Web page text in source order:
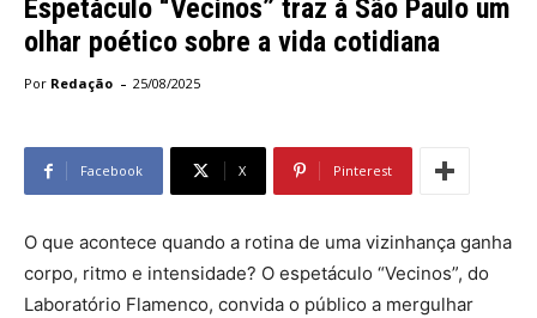
Espetáculo “Vecinos” traz à São Paulo um
olhar poético sobre a vida cotidiana
Por Redação - 25/08/2025
Facebook X Pinterest
O que acontece quando a rotina de uma vizinhança ganha
corpo, ritmo e intensidade? O espetáculo “Vecinos”, do
Laboratório Flamenco, convida o público a mergulhar